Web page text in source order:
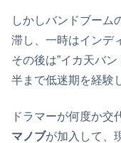
しかしバンドブーム
滞し、一時はインデ
その後は”イカ天バ
半まで低迷期を経験
ドラマーが何度か交
マノブが加入して、